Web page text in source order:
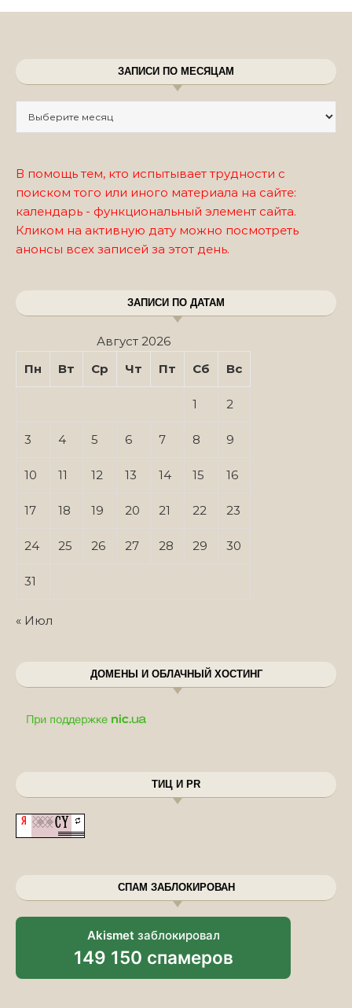
ЗАПИСИ ПО МЕСЯЦАМ
В помощь тем, кто испытывает трудности с
поиском того или иного материала на сайте:
календарь - функциональный элемент сайта.
Кликом на активную дату можно посмотреть
анонсы всех записей за этот день.
ЗАПИСИ ПО ДАТАМ
Август 2026
Пн
Вт Ср Чт Пт Сб Вс
1 2
3 4 5 6 7 8 9
10 11 12 13 14 15 16
17 18 19 20 21 22 23
24 25 26 27 28 29 30
31
« Июл
ДОМЕНЫ И ОБЛАЧНЫЙ ХОСТИНГ
ТИЦ И PR
СПАМ ЗАБЛОКИРОВАН
Akismet заблокировал
149 150 спамеров